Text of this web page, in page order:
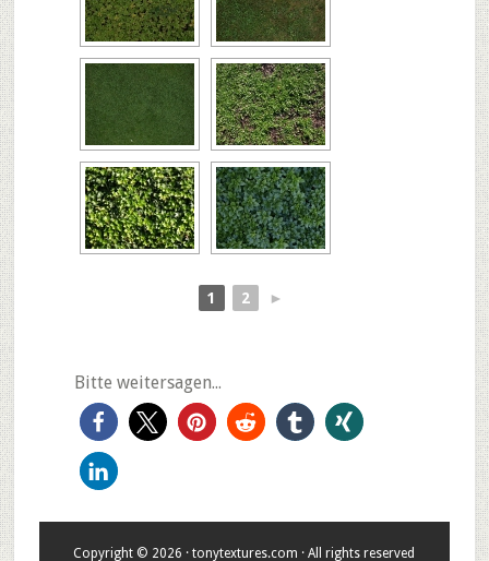
1 2 ►
Bitte weitersagen...
Copyright © 2026 · tonytextures.com · All rights reserved